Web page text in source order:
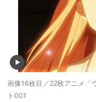
画像16枚目／22枚アニメ「
ト001